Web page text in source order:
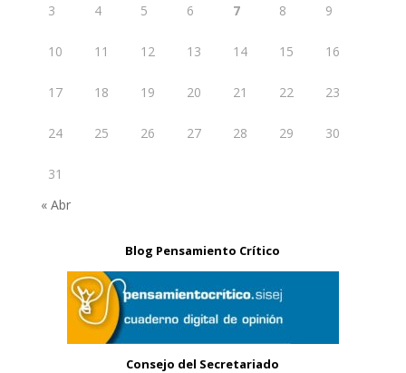
3 4 5 6 7 8 9
10 11 12 13 14 15 16
17 18 19 20 21 22 23
24 25 26 27 28 29 30
31
« Abr
Blog Pensamiento Crítico
Consejo del Secretariado